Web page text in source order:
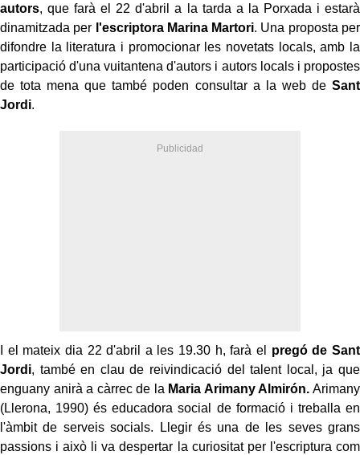
autors, que farà el 22 d'abril a la tarda a la Porxada i estarà
dinamitzada per l'escriptora Marina Martori. Una proposta per
difondre la literatura i promocionar les novetats locals, amb la
participació d'una vuitantena d'autors i autors locals i propostes
de tota mena que també poden consultar a la web de Sant
Jordi.
I el mateix dia 22 d'abril a les 19.30 h, farà el pregó de Sant
Jordi, també en clau de reivindicació del talent local, ja que
enguany anirà a càrrec de la Maria Arimany Almirón. Arimany
(Llerona, 1990) és educadora social de formació i treballa en
l'àmbit de serveis socials. Llegir és una de les seves grans
passions i això li va despertar la curiositat per l'escriptura com